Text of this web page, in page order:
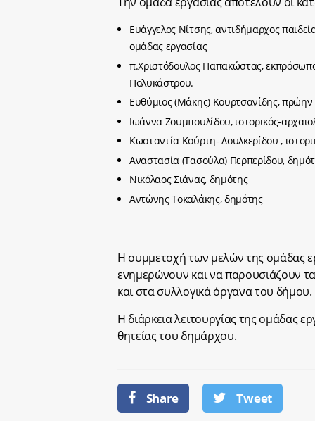
Ευάγγελος Νίτσης, αντιδήμαρχος
ομάδας εργασίας
π.Χριστόδουλος Παπακώστας,
Πολυκάστρου.
Ευθύμιος (Μάκης) Κουρτσανίδης,
Ιωάννα Ζουμπουλίδου, ιστορικός-
Κωσταντία Κούρτη- Δουλκερίδου ,
Αναστασία (Τασούλα) Περπερίδου,
Νικόλαος Σιάνας, δημότης
Αντώνης Τοκαλάκης, δημότης
Η συμμετοχή των μελών της ομάδας
ενημερώνουν και να παρουσιάζουν
και στα συλλογικά όργανα του δήμου.
Η διάρκεια λειτουργίας της ομάδας
θητείας του δημάρχου.
Share Tweet